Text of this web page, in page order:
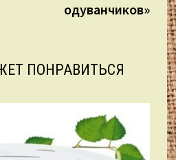
одуванчиков»
ПОНРАВИТЬСЯ